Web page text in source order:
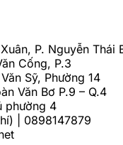
P. Nguyễn Thái
Cống, P.3
Sỹ, Phường 14
Văn Bơ P.9 – Q.4
phường 4
| 0898147879